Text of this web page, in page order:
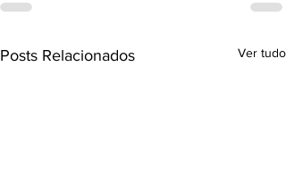
Posts Relacionados Ver tudo